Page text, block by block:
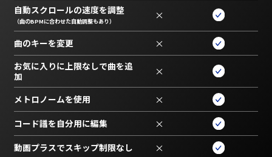
自動スクロールの速度を調整
（曲のBPMに合わせた自動調整もあり） ×
曲のキーを変更 ×
お気に入りに上限なしで曲を追
加
×
メトロノームを使用 ×
コード譜を自分用に編集 ×
動画プラスでスキップ制限なし ×